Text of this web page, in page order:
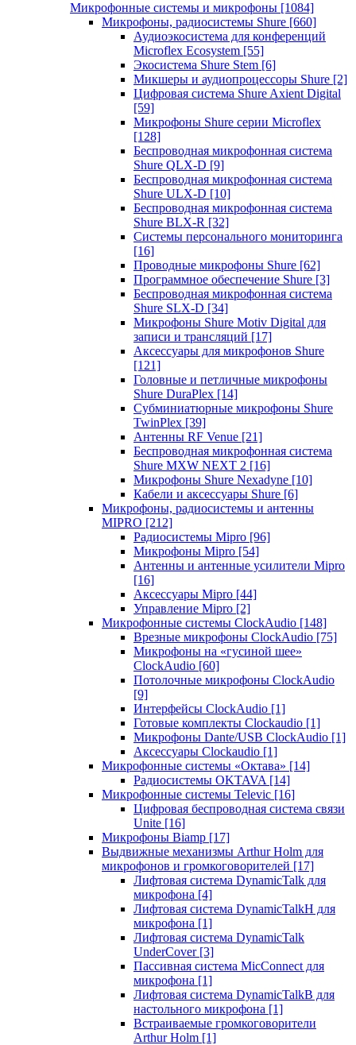
Микрофонные системы и микрофоны [1084]
Микрофоны, радиосистемы Shure [660]
Аудиоэкосистема для конференций
Microflex Ecosystem [55]
Экосистема Shure Stem [6]
Микшеры и аудиопроцессоры Shure [2]
Цифровая система Shure Axient Digital
[59]
Микрофоны Shure серии Microflex
[128]
Беспроводная микрофонная система
Shure QLX-D [9]
Беспроводная микрофонная система
Shure ULX-D [10]
Беспроводная микрофонная система
Shure BLX-R [32]
Системы персонального мониторинга
[16]
Проводные микрофоны Shure [62]
Программное обеспечение Shure [3]
Беспроводная микрофонная система
Shure SLX-D [34]
Микрофоны Shure Motiv Digital для
записи и трансляций [17]
Аксессуары для микрофонов Shure
[121]
Головные и петличные микрофоны
Shure DuraPlex [14]
Субминиатюрные микрофоны Shure
TwinPlex [39]
Антенны RF Venue [21]
Беспроводная микрофонная система
Shure MXW NEXT 2 [16]
Микрофоны Shure Nexadyne [10]
Кабели и аксессуары Shure [6]
Микрофоны, радиосистемы и антенны
MIPRO [212]
Радиосистемы Mipro [96]
Микрофоны Mipro [54]
Антенны и антенные усилители Mipro
[16]
Аксессуары Mipro [44]
Управление Mipro [2]
Микрофонные системы ClockAudio [148]
Врезные микрофоны ClockAudio [75]
Микрофоны на «гусиной шее»
ClockAudio [60]
Потолочные микрофоны ClockAudio
[9]
Интерфейсы ClockAudio [1]
Готовые комплекты Clockaudio [1]
Микрофоны Dante/USB ClockAudio [1]
Аксессуары Clockaudio [1]
Микрофонные системы «Октава» [14]
Радиосистемы OKTAVA [14]
Микрофонные системы Televic [16]
Цифровая беспроводная система связи
Unite [16]
Микрофоны Biamp [17]
Выдвижные механизмы Arthur Holm для
микрофонов и громкоговорителей [17]
Лифтовая система DynamicTalk для
микрофона [4]
Лифтовая система DynamicTalkH для
микрофона [1]
Лифтовая система DynamicTalk
UnderCover [3]
Пассивная система MicConnect для
микрофона [1]
Лифтовая система DynamicTalkB для
настольного микрофона [1]
Встраиваемые громкоговорители
Arthur Holm [1]